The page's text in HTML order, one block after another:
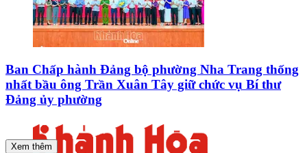
Ban Chấp hành Đảng bộ phường Nha Trang thống
nhất bầu ông Trần Xuân Tây giữ chức vụ Bí thư
Đảng ủy phường
Xem thêm